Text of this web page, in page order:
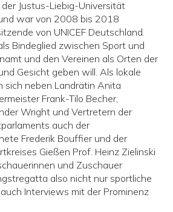
Justus-Liebig-Universität
war von 2008 bis 2018
von UNICEF Deutschland.
Bindeglied zwischen Sport und
und den Vereinen als Orten der
Gesicht geben will. Als lokale
sich neben Landrätin Anita
Frank-Tilo Becher,
Wright und Vertretern der
auch der
Frederik Bouffier und der
Gießen Prof. Heinz Zielinski
und Zuschauer
also nicht nur sportliche
Interviews mit der Prominenz